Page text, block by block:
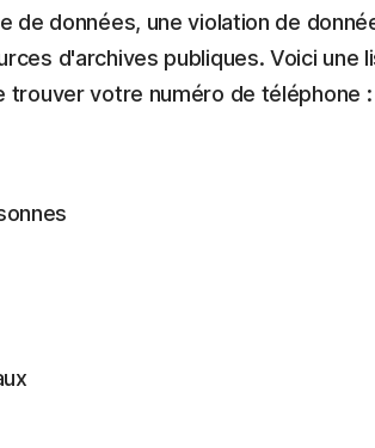
de données, une violation de
d'archives publiques. Voici une
trouver votre numéro de téléphone :